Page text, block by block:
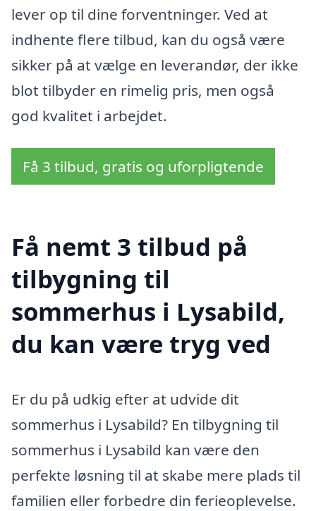
lever op til dine forventninger. Ved at
indhente flere tilbud, kan du også være
sikker på at vælge en leverandør, der ikke
blot tilbyder en rimelig pris, men også
god kvalitet i arbejdet.
Få 3 tilbud, gratis og uforpligtende
Få nemt 3 tilbud på
tilbygning til
sommerhus i Lysabild,
du kan være tryg ved
Er du på udkig efter at udvide dit
sommerhus i Lysabild? En tilbygning til
sommerhus i Lysabild kan være den
perfekte løsning til at skabe mere plads til
familien eller forbedre din ferieoplevelse.